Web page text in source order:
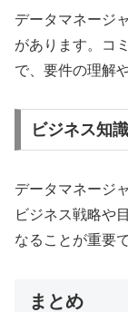
データマネージ
があります。コ
で、要件の理解
ビジネス知識
データマネージ
ビジネス戦略や
なることが重要で
まとめ